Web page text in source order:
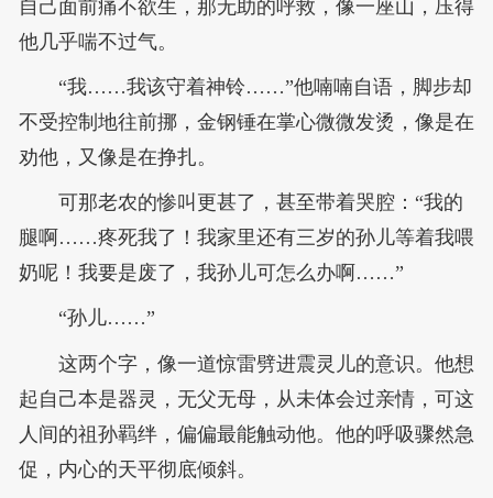
自己面前痛不欲生，那无助的呼救，像一座山，压得
他几乎喘不过气。
“我……我该守着神铃……”他喃喃自语，脚步却
不受控制地往前挪，金钢锤在掌心微微发烫，像是在
劝他，又像是在挣扎。
可那老农的惨叫更甚了，甚至带着哭腔：“我的
腿啊……疼死我了！我家里还有三岁的孙儿等着我喂
奶呢！我要是废了，我孙儿可怎么办啊……”
“孙儿……”
这两个字，像一道惊雷劈进震灵儿的意识。他想
起自己本是器灵，无父无母，从未体会过亲情，可这
人间的祖孙羁绊，偏偏最能触动他。他的呼吸骤然急
促，内心的天平彻底倾斜。